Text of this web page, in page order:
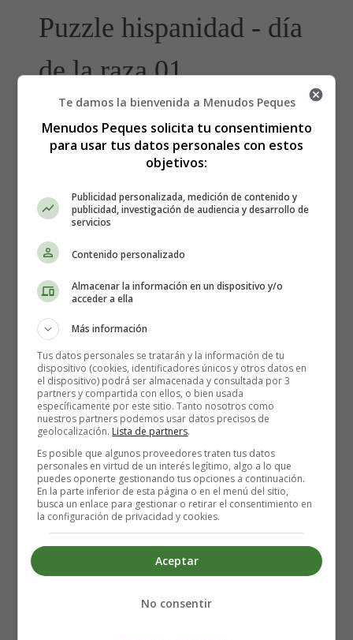
Puzzle hispanidad - día
de la raza 01
Puzzle - Rompecabezas para
recortar y hacer con los niños
sobre la hispanidad.
Retrato de Cristóbal Colón.
Te damos la bienvenida a Menudos Peques
Menudos Peques solicita tu consentimiento
para usar tus datos personales con estos
objetivos:
Publicidad personalizada, medición de contenido y
publicidad, investigación de audiencia y desarrollo de
servicios
Contenido personalizado
Almacenar la información en un dispositivo y/o
acceder a ella
Más información
Tus datos personales se tratarán y la información de tu
dispositivo (cookies, identificadores únicos y otros datos en
el dispositivo) podrá ser almacenada y consultada por 3
partners y compartida con ellos, o bien usada
específicamente por este sitio. Tanto nosotros como
nuestros partners podemos usar datos precisos de
geolocalización. Lista de partners.
Es posible que algunos proveedores traten tus datos
personales en virtud de un interés legítimo, algo a lo que
puedes oponerte gestionando tus opciones a continuación.
En la parte inferior de esta página o en el menú del sitio,
busca un enlace para gestionar o retirar el consentimiento en
la configuración de privacidad y cookies.
Aceptar
No consentir